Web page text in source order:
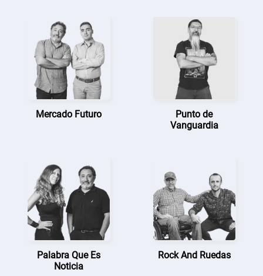
Mercado Futuro
Punto de
Vanguardia
Palabra Que Es
Noticia
Rock And Ruedas